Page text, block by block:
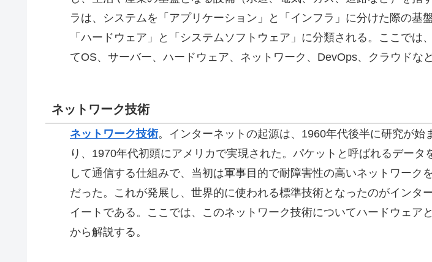
ラは、システムを「アプリケーション」と「インフラ」に分けた際の基
「ハードウェア」と「システムソフトウェア」に分類される。ここでは
てOS、サーバー、ハードウェア、ネットワーク、DevOps、クラウドな
ネットワーク技術
ネットワーク技術。 インターネットの起源は、1960年代後半に研究が始
り、1970年代初頭にアメリカで実現された。パケットと呼ばれるデータ
して通信する仕組みで、当初は軍事目的で耐障害性の高いネットワーク
だった。これが発展し、世界的に使われる標準技術となったのがインタ
イートである。ここでは、このネットワーク技術についてハードウェア
から解説する。